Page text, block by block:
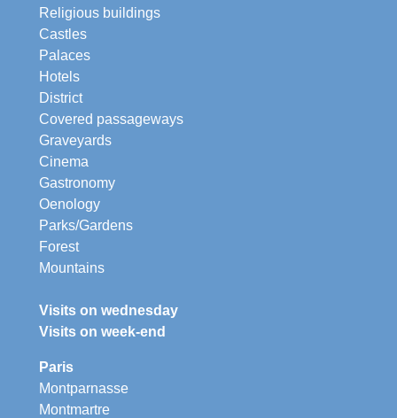
Religious buildings
Castles
Palaces
Hotels
District
Covered passageways
Graveyards
Cinema
Gastronomy
Oenology
Parks/Gardens
Forest
Mountains
Visits on wednesday
Visits on week-end
Paris
Montparnasse
Montmartre